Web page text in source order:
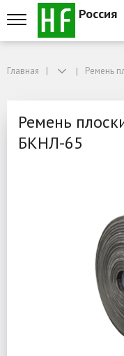
Россия
Ремень плоский норийный
Главная Ремень
Ремень
БКНЛ-65